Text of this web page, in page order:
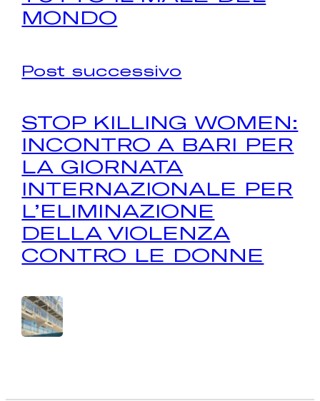
MONDO
Post successivo
STOP KILLING WOMEN:
INCONTRO A BARI PER
LA GIORNATA
INTERNAZIONALE PER
L’ELIMINAZIONE
DELLA VIOLENZA
CONTRO LE DONNE